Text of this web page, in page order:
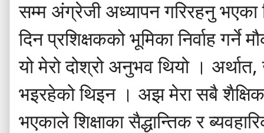
सम्म अंग्रेजी अध्यापन गरिरहनु भएका
दिन प्रशिक्षकको भूमिका निर्वाह गर्ने
यो मेरो दोश्रो अनुभव थियो । अर्थात,
भइरहेको थिइन । अझ मेरा सबै शैक्षिक
भएकाले शिक्षाका सैद्धान्तिक र